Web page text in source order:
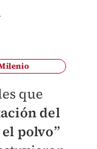
que
del
polvo”